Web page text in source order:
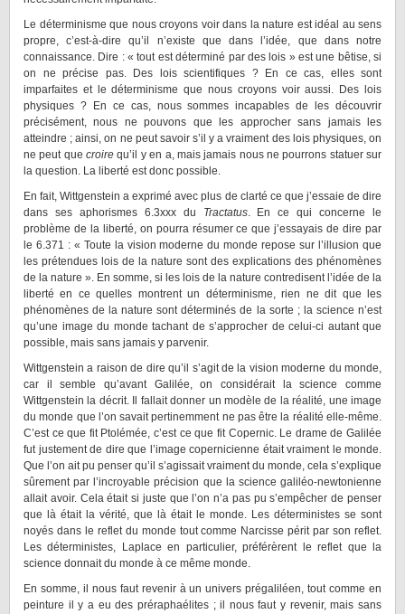
Le déterminisme que nous croyons voir dans la nature est idéal au sens
propre, c’est-à-dire qu’il n’existe que dans l’idée, que dans notre
connaissance. Dire : « tout est déterminé par des lois » est une bêtise, si
on ne précise pas. Des lois scientifiques ? En ce cas, elles sont
imparfaites et le déterminisme que nous croyons voir aussi. Des lois
physiques ? En ce cas, nous sommes incapables de les découvrir
précisément, nous ne pouvons que les approcher sans jamais les
atteindre ; ainsi, on ne peut savoir s’il y a vraiment des lois physiques, on
ne peut quecroire qu’il y en a, mais jamais nous ne pourrons statuer sur
la question. La liberté est donc possible.
En fait, Wittgenstein a exprimé avec plus de clarté ce que j’essaie de dire
dans ses aphorismes 6.3xxx du
Tractatus. En ce qui concerne le
problème de la liberté, on pourra résumer ce que j’essayais de dire par
le 6.371 : « Toute la vision moderne du monde repose sur l’illusion que
les prétendues lois de la nature sont des explications des phénomènes
de la nature ». En somme, si les lois de la nature contredisent l’idée de la
liberté en ce quelles montrent un déterminisme, rien ne dit que les
phénomènes de la nature sont déterminés de la sorte ; la science n’est
qu’une image du monde tachant de s’approcher de celui-ci autant que
possible, mais sans jamais y parvenir.
Wittgenstein a raison de dire qu’il s’agit de la vision moderne du monde,
car il semble qu’avant Galilée, on considérait la science comme
Wittgenstein la décrit. Il fallait donner un modèle de la réalité, une image
du monde que l’on savait pertinemment ne pas être la réalité elle-même.
C’est ce que fit Ptolémée, c’est ce que fit Copernic. Le drame de Galilée
fut justement de dire que l’image copernicienne était vraiment le monde.
Que l’on ait pu penser qu’il s’agissait vraiment du monde, cela s’explique
sûrement par l’incroyable précision que la science galiléo-newtonienne
allait avoir. Cela était si juste que l’on n’a pas pu s’empêcher de penser
que là était la vérité, que là était le monde. Les déterministes se sont
noyés dans le reflet du monde tout comme Narcisse périt par son reflet.
Les déterministes, Laplace en particulier, préférèrent le reflet que la
science donnait du monde à ce même monde.
En somme, il nous faut revenir à un univers prégaliléen, tout comme en
peinture il y a eu des préraphaélites ; il nous faut y revenir, mais sans